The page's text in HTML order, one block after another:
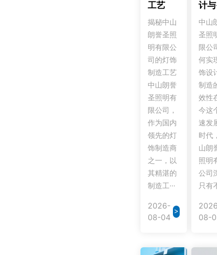
工艺
揭秘中山
朗誉圣照
明有限公
司的灯饰
制造工艺
中山朗誉
圣照明有
限公司，
作为国内
领先的灯
饰制造商
之一，以
其精湛的
制造工···
2026-
08-04
>
计与
中山
圣照
限公
何实
饰设
制造
效性
今这
速发
时代
山朗
照明
公司
只有
08-